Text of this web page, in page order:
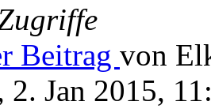
Beitrag von
2. Jan 2015,